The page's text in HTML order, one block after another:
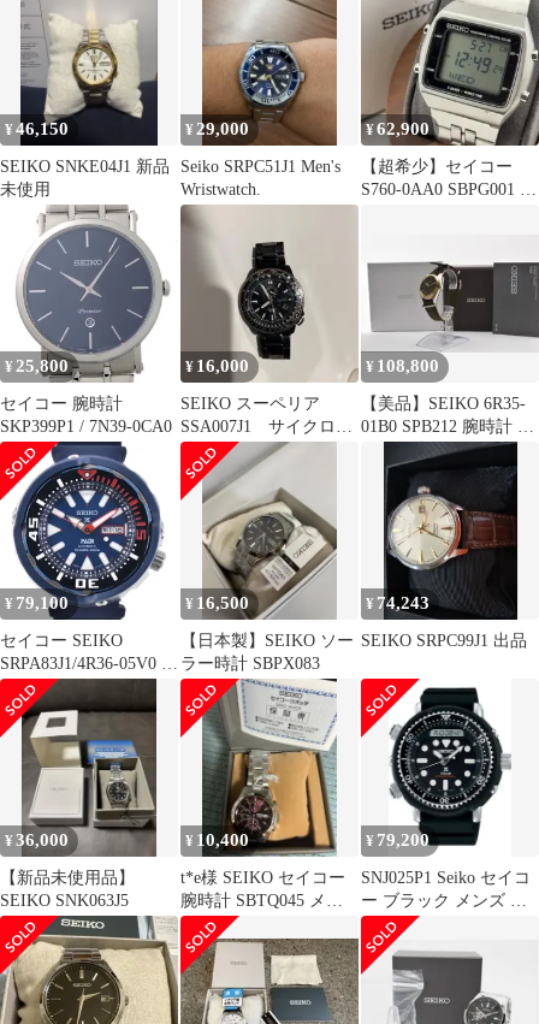
¥46,150
SEIKO SNKE04J1 新品
未使用
¥ 29,000
Seiko SRPC51J1 Men's
Wristwatch.
¥62,900
【超希少】セイコー
S760-0AA0 SBPG001 箱
¥ 25,800
セイコー 腕時計
SKP399P1 / 7N39-0CA0
¥ 16,000
SEIKO スーペリア
SSA007J1 サイクロプ
ス 全黒 4R37
¥ 108,800
【美品】SEIKO 6R35-
01B0 SPB212 腕時計 自
動巻き 箱付き
¥ 79,100
セイコー SEIKO
SRPA83J1/4R36-05V0 プ
ロスペックス PADIコラ
ボ 自動巻き メンズ 美
品 箱・保証書付き
B#144139
¥ 16,500
【日本製】SEIKO ソー
ラー時計 SBPX083
¥ 74,243
SEIKO SRPC99J1 出品
¥36,000
【新品未使用品】
SEIKO SNK063J5
¥ 10,400
t*e様 SEIKO セイコー
腕時計 SBTQ045 メン
ズ SPIRIT ス
¥ 79,200
SNJ025P1 Seiko セイコ
ー ブラック メンズ ア
ナログ スポーツ